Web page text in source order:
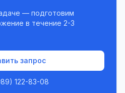
— подготовим
в течение 2-3
запрос
122-83-08